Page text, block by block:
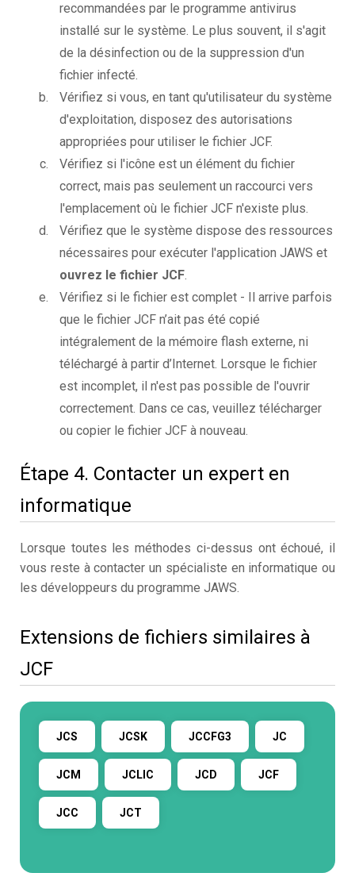
recommandées par le programme antivirus
installé sur le système. Le plus souvent, il s'agit
de la désinfection ou de la suppression d'un
fichier infecté.
Vérifiez si vous, en tant qu'utilisateur du système
d'exploitation, disposez des autorisations
appropriées pour utiliser le fichier JCF.
Vérifiez si l'icône est un élément du fichier
correct, mais pas seulement un raccourci vers
l'emplacement où le fichier JCF n'existe plus.
Vérifiez que le système dispose des ressources
nécessaires pour exécuter l'application JAWS et
ouvrez le fichier JCF.
Vérifiez si le fichier est complet - Il arrive parfois
que le fichier JCF n’ait pas été copié
intégralement de la mémoire flash externe, ni
téléchargé à partir d’Internet. Lorsque le fichier
est incomplet, il n'est pas possible de l'ouvrir
correctement. Dans ce cas, veuillez télécharger
ou copier le fichier JCF à nouveau.
Étape 4. Contacter un expert en
informatique
Lorsque toutes les méthodes ci-dessus ont échoué, il
vous reste à contacter un spécialiste en informatique ou
les développeurs du programme JAWS.
Extensions de fichiers similaires à
JCF
JCS JCSK JCCFG3 JC
JCM JCLIC JCD JCF
JCC JCT